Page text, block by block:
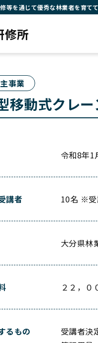
等を通じて優秀な林業者を育て
修所
事業
移動式クレ
令和8年1
講者 10名 ※受
大分県林
２２，０
るもの
受講者決